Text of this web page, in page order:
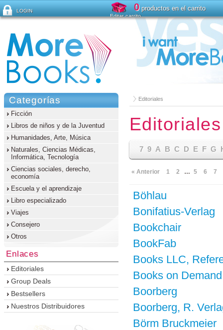
Editoriales
Editoriales
7 9 A B C D E F G
« Anterior 1 2 … 5 6 7
Böhlau
Bonifatius-Verlag
Bookchair
BookFab
Books LLC,
Books on Demand
Boorberg
Boorberg, R.
Börm Bruckmeier
Categorías
Ficción
Libros de niños y de la Juventud
Humanidades, Arte, Música
Naturales, Ciencias Médicas,
Informática, Tecnología
Ciencias sociales, derecho,
economía
Escuela y el aprendizaje
Libro especializado
Viajes
Consejero
Otros
Enlaces
Editoriales
Group Deals
Bestsellers
Nuestros Distribuidores
LOGIN
¿Ha olvidado su contraseña ?
0productos en el carrito
Editar carrito